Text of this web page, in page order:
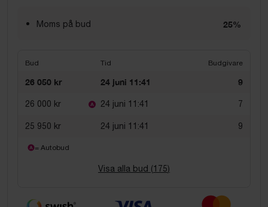
Moms på bud 25%
Bud Tid Budgivare
26 050 kr 24 juni 11:41 9
26 000 kr 24 juni 11:41 7
25 950 kr 24 juni 11:41 9
= Autobud
Visa alla bud (175)